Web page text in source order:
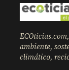
ambiente,
climático,